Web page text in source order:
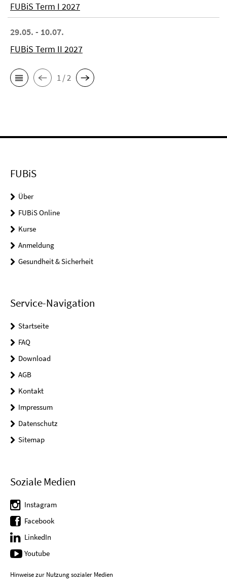
FUBiS Term I 2027
29.05. - 10.07.
FUBiS Term II 2027
1 / 2
FUBiS
Über
FUBiS Online
Kurse
Anmeldung
Gesundheit & Sicherheit
Service-Navigation
Startseite
FAQ
Download
AGB
Kontakt
Impressum
Datenschutz
Sitemap
Soziale Medien
Instagram
Facebook
LinkedIn
Youtube
Hinweise zur Nutzung sozialer Medien